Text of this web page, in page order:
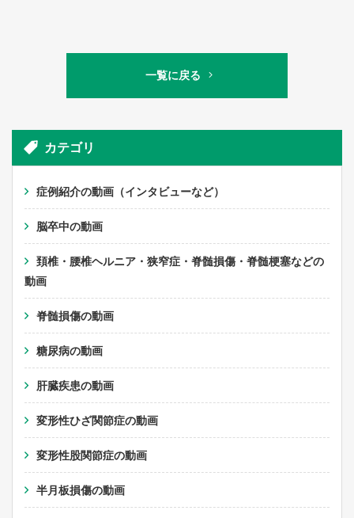
一覧に戻る
カテゴリ
症例紹介の動画（インタビューなど）
脳卒中の動画
頚椎・腰椎ヘルニア・狭窄症・脊髄損傷・脊髄梗塞などの
動画
脊髄損傷の動画
糖尿病の動画
肝臓疾患の動画
変形性ひざ関節症の動画
変形性股関節症の動画
半月板損傷の動画